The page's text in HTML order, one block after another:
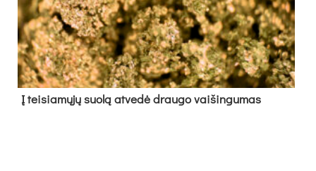
Į tei­sia­mų­jų suo­lą at­ve­dė drau­go vai­šin­gu­mas